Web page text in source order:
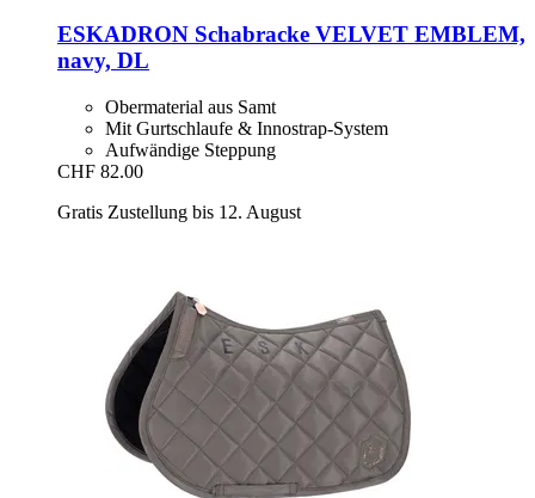
ESKADRON Schabracke VELVET EMBLEM,
navy, DL
Obermaterial aus Samt
Mit Gurtschlaufe & Innostrap-System
Aufwändige Steppung
CHF 82.00
Gratis Zustellung bis 12. August